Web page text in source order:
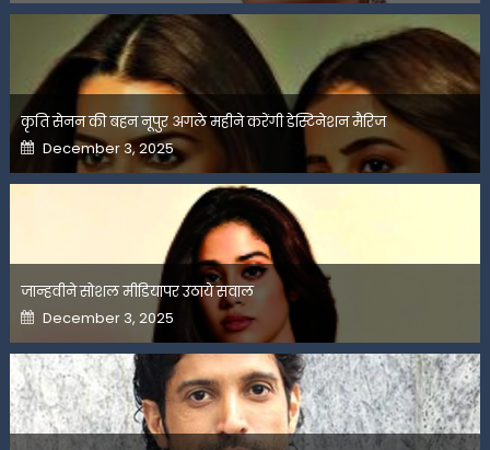
कृति सेनन की बहन नूपुर अगले महीने करेंगी डेस्टिनेशन मैरिज
Posted
on
December 3, 2025
जान्हवीने सोशल मीडियापर उठाये सवाल
Posted
on
December 3, 2025